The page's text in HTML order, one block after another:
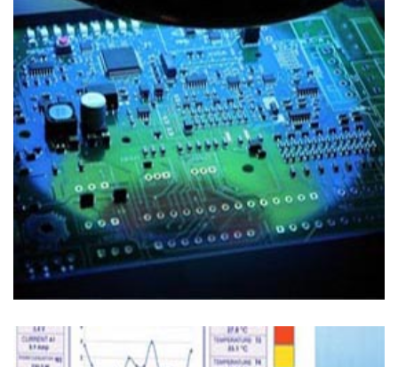
Smart Factory
FABBRICA DIGITALE